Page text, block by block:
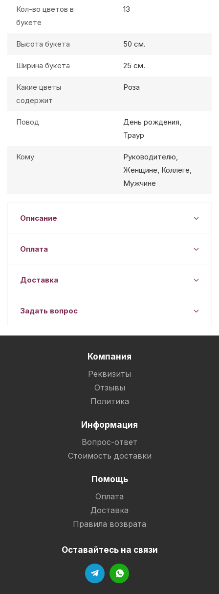
Кол-во цветов в
букете
13
Высота букета 50 см.
Ширина букета 25 см.
Какие цветы
содержит
Роза
Повод
День рождения,
Траур
Кому
Руководителю,
Женщине, Коллеге,
Мужчине
Описание
Оплата
Доставка
Задать вопрос
Компания
Реквизиты
Отзывы
Политика
Информация
Вопрос-ответ
Стоимость доставки
Помощь
Оплата
Доставка
Правила возврата
Оставайтесь на связи